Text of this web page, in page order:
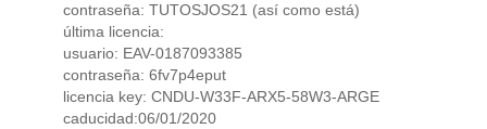
contraseña: TUTOSJOS21 (así como está)
última licencia:
usuario: EAV-0187093385
contraseña: 6fv7p4eput
licencia key: CNDU-W33F-ARX5-58W3-ARGE
caducidad:06/01/2020